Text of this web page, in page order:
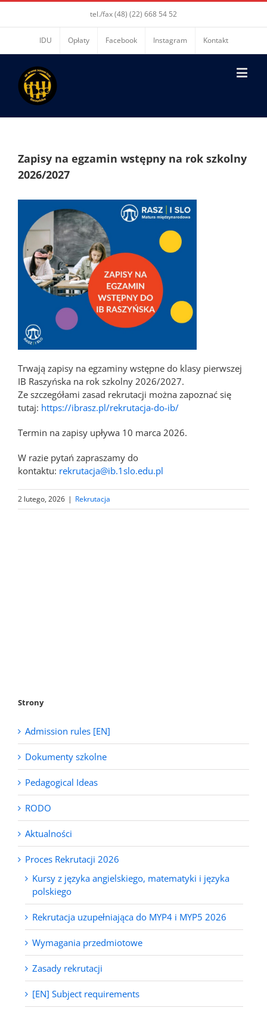
tel./fax (48) (22) 668 54 52
IDU Opłaty Facebook Instagram Kontakt
Zapisy na egzamin wstępny na rok szkolny
2026/2027
Trwają zapisy na egzaminy wstępne do klasy pierwszej
IB Raszyńska na rok szkolny 2026/2027.
Ze szczegółami zasad rekrutacji można zapoznać się
tutaj: https://ibrasz.pl/rekrutacja-do-ib/
Termin na zapisy upływa 10 marca 2026.
W razie pytań zapraszamy do
kontaktu: rekrutacja@ib.1slo.edu.pl
2 lutego, 2026 | Rekrutacja
Strony
Admission rules [EN]
Dokumenty szkolne
Pedagogical Ideas
RODO
Aktualności
Proces Rekrutacji 2026
Kursy z języka angielskiego, matematyki i języka
polskiego
Rekrutacja uzupełniająca do MYP4 i MYP5 2026
Wymagania przedmiotowe
Zasady rekrutacji
[EN] Subject requirements